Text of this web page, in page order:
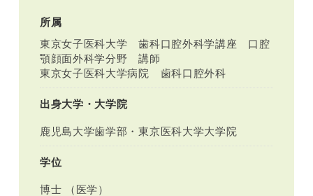
所属
東京女子医科大学 歯科口腔外科学講座 口腔
顎顔面外科学分野 講師
東京女子医科大学病院 歯科口腔外科
出身大学・大学院
鹿児島大学歯学部・東京医科大学大学院
学位
博士 （医学）